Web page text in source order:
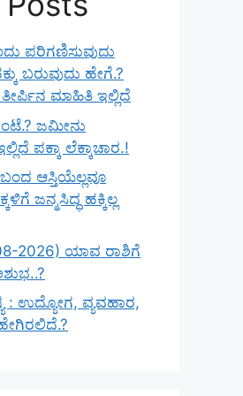
ಪರಿಗಣಿಸುವುದು
ಬರುವುದು ಹೇಗೆ.?
ಮಾಹಿತಿ ಇಲ್ಲಿದೆ
ಜಮೀನು
ಪಕ್ಕಾ ಲೆಕ್ಕಾಚಾರ.!
ಆಸ್ತಿಯೆಲ್ಲವೂ
ಜನ್ಮಸಿದ್ಧ ಹಕ್ಕಿಲ್ಲ
2026) ಯಾವ ರಾಶಿಗೆ
: ಉದ್ಯೋಗ, ವ್ಯವಹಾರ,